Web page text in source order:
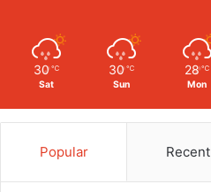
30 ℃
Sat
30 ℃
Sun
28 ℃
Mon
Popular Recent